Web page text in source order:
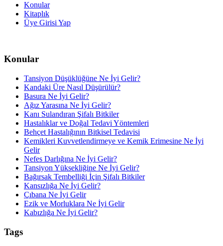
Konular
Kitaplık
Üye Girisi Yap
Konular
Tansiyon Düşüklüğüne Ne İyi Gelir?
Kandaki Üre Nasıl Düşürülür?
Basura Ne İyi Gelir?
Ağız Yarasına Ne İyi Gelir?
Kanı Sulandıran Şifalı Bitkiler
Hastalıklar ve Doğal Tedavi Yöntemleri
Behçet Hastalığının Bitkisel Tedavisi
Kemikleri Kuvvetlendirmeye ve Kemik Erimesine Ne İyi
Gelir
Nefes Darlığına Ne İyi Gelir?
Tansiyon Yüksekliğine Ne İyi Gelir?
Bağırsak Tembelliği İçin Şifalı Bitkiler
Kansızlığa Ne İyi Gelir?
Çıbana Ne İyi Gelir
Ezik ve Morluklara Ne İyi Gelir
Kabızlığa Ne İyi Gelir?
Tags